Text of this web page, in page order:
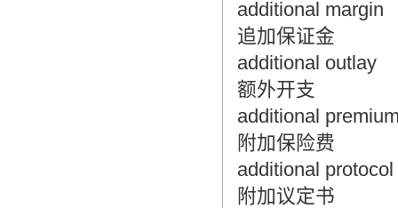
additional margin
追加保证金
additional outlay
额外开支
additional
附加保险费
additional protocol
附加议定书